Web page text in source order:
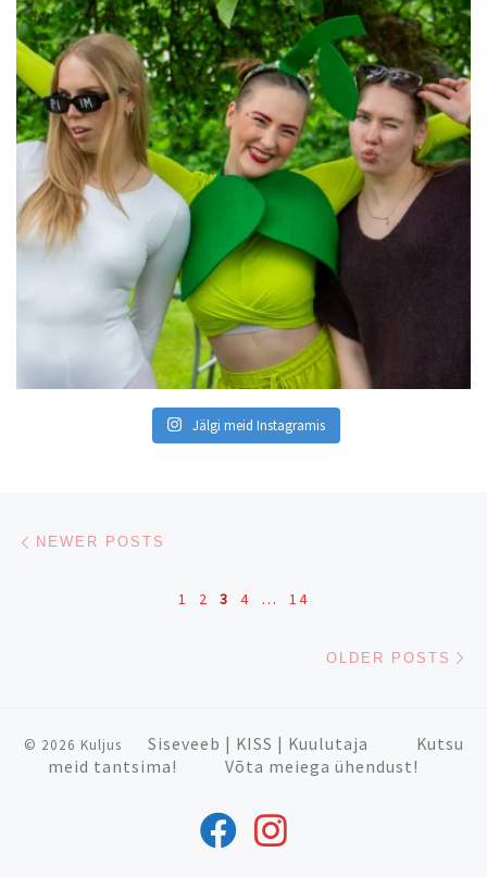
Jälgi meid Instagramis
Posts navigation
NEWER POSTS
1 2 3 4 … 14
OLDER POSTS
© 2026 Kuljus Siseveeb KISS Kuulutaja
Kutsu
meid tantsima!
Võta meiega ühendust!